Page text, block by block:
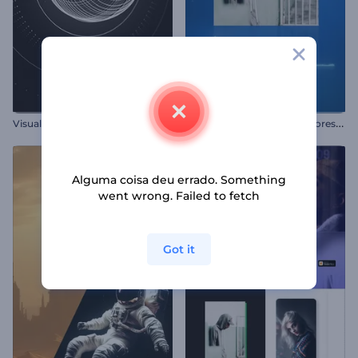
Visualizador de Áudio - Esfera Giratória E
qualizador Gradiente de Cores Suave
Alguma coisa deu errado. Something
went wrong. Failed to fetch
Got it